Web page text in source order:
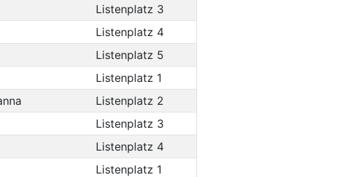
Listenplatz 3
Listenplatz 4
Listenplatz 5
Listenplatz 1
Listenplatz 2
Listenplatz 3
Listenplatz 4
Listenplatz 1